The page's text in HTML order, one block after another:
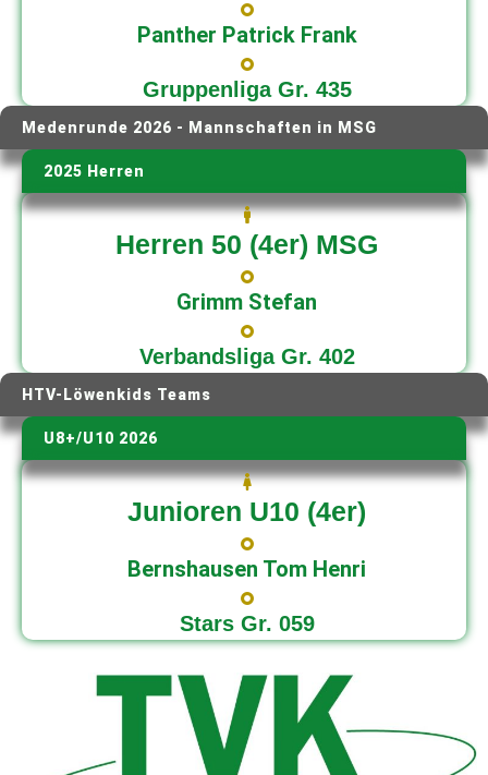
Panther Patrick Frank
Gruppenliga Gr. 435
Medenrunde 2026 - Mannschaften in MSG
2025 Herren
Herren 50 (4er) MSG
Grimm Stefan
Verbandsliga Gr. 402
HTV-Löwenkids Teams
U8+/U10 2026
Junioren U10 (4er)
Bernshausen Tom Henri
Stars Gr. 059